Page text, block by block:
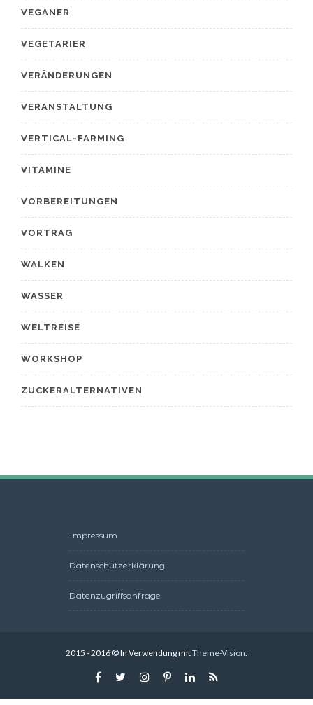
VEGANER
VEGETARIER
VERÄNDERUNGEN
VERANSTALTUNG
VERTICAL-FARMING
VITAMINE
VORBEREITUNGEN
VORTRAG
WALKEN
WASSER
WELTREISE
WORKSHOP
ZUCKERALTERNATIVEN
Impressum
Datenschutzerklärung
Datenzugriffsanfrage
2015 - 2016 © In Verwendung mitTheme-Vision